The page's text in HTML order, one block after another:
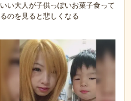
いい大人が子供っぽいお菓子食って
るのを見ると悲しくなる